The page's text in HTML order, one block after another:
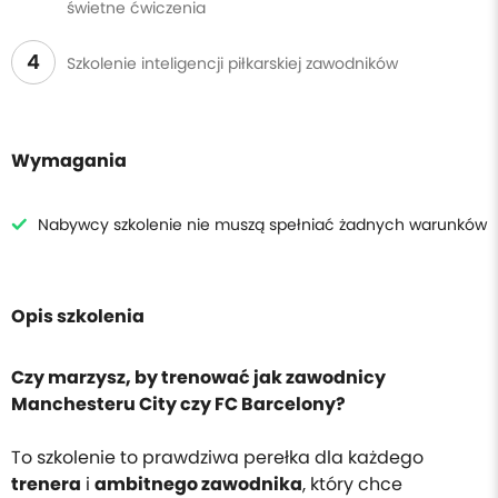
świetne ćwiczenia
4 Szkolenie inteligencji piłkarskiej zawodników
Wymagania
Nabywcy szkolenie nie muszą spełniać żadnych warunków
Opis szkolenia
Czy marzysz, by trenować jak zawodnicy
Manchesteru City czy FC Barcelony?
To szkolenie to prawdziwa perełka dla każdego
trenera i ambitnego zawodnika, który chce